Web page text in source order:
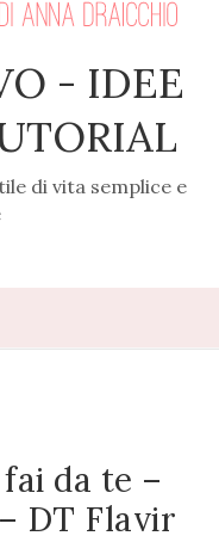
- IDEE
di vita semplice e
da te –
DT Flavir